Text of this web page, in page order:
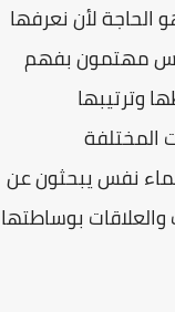
الحاجة لأن نعرفها
مهتمون بفهم
وترتيبها
المختلفة
نفس يبحثون عن
بوساطتها